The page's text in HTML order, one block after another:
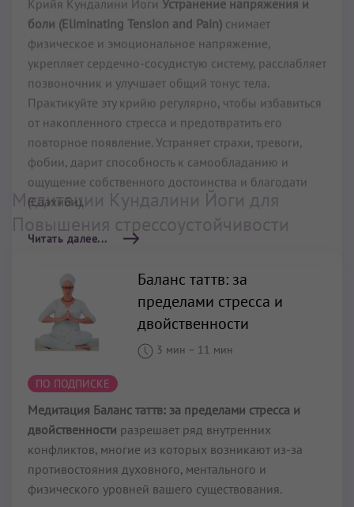
Практикуйте эту крийю регулярно, чтобы избавиться
от накопленного стресса и предотвратить его
повторное появление. Устраняет страхи, тревоги,
фобии, дарит способность к самообладанию и
ощущение собственного достоинства и благодати
(Саахиби).
Читать далее...
Медитации Кундалини Йоги для
Повышения стрессоустойчивости
Баланс таттв: за
пределами стресса и
двойственности
3 мин – 11 мин
ПО ПОДПИСКЕ
Медитация Баланс таттв: за пределами стресса и
двойственности разрешает ряд внутренних
конфликтов, многие из которых возникают из-за
противостояния духовного, ментального и
физического уровней вашего существования.